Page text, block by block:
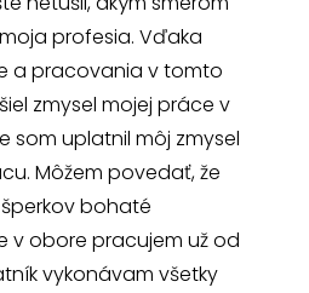
profesia. Vďaka
a pracovania v tomto
zmysel mojej práce v
som uplatnil môj zmysel
Môžem povedať, že
bohaté
v obore pracujem už od
vykonávam všetky